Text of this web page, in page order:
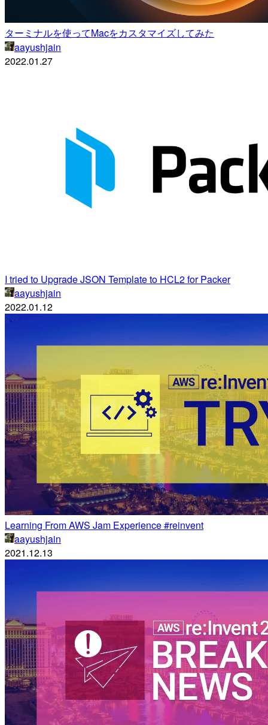
ターミナルを使ってMacをカスタマイズしてみた
aayushjain
2022.01.27
I tried to Upgrade JSON Template to HCL2 for Packer
aayushjain
2022.01.12
Learning From AWS Jam Experience #reinvent
aayushjain
2021.12.13